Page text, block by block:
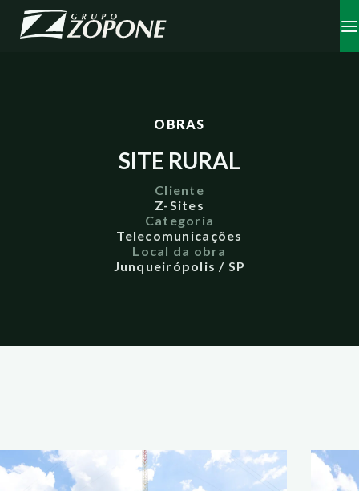
OBRAS
SITE RURAL
Cliente
Z-Sites
Categoria
Telecomunicações
Local da obra
Junqueirópolis / SP